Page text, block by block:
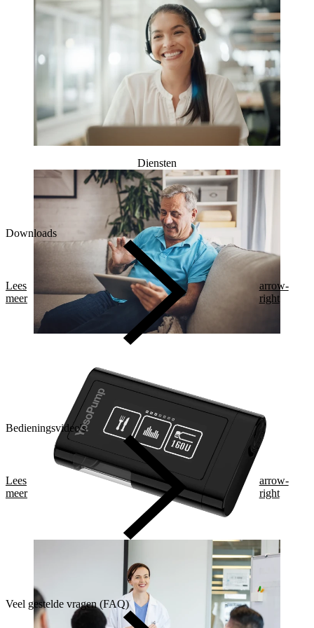
Diensten
Downloads
Lees
meer
arrow-
right
Bedieningsvideo's
Lees
meer
arrow-
right
Veel gestelde vragen (FAQ)